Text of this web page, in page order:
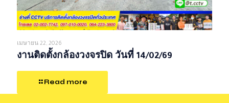
เมษายน 22, 2026
งานติดตั้งกล้องวงจรปิด วันที่ 14/02/69
Read more